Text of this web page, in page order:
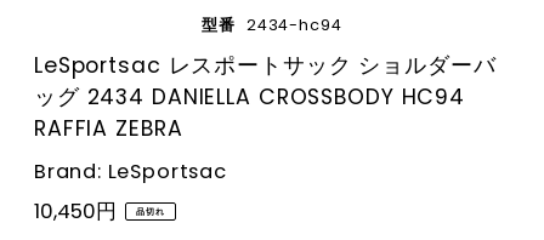
型番 2434-hc94
LeSportsac レスポートサック ショルダーバ
ッグ 2434 DANIELLA CROSSBODY HC94
RAFFIA ZEBRA
Brand: LeSportsac
10,450円 品切れ